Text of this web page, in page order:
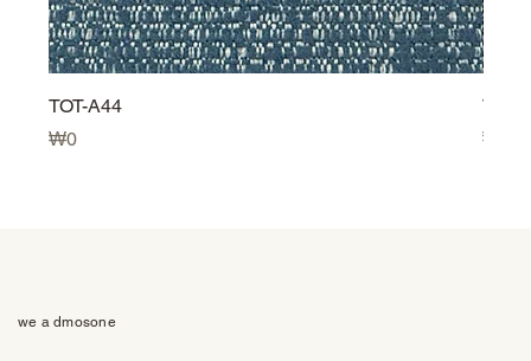
TOT-A44
価格
₩0
TOT-
価格
₩0
we a dmosone